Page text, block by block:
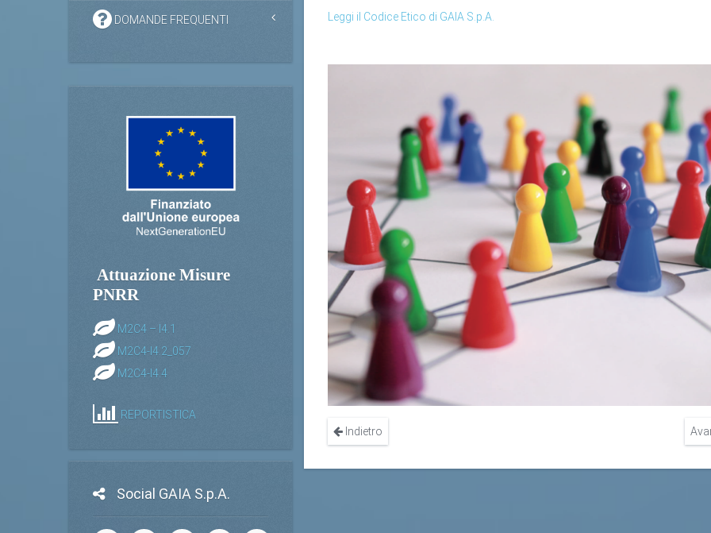
Leggi il Codice Etico di GAIA S.p.A.
Indietro
DOMANDE FREQUENTI
Attuazione Misure
PNRR
M2C4 – I4.1
M2C4-I4.2_057
M2C4-I4.4
REPORTISTICA
Social GAIA S.p.A.